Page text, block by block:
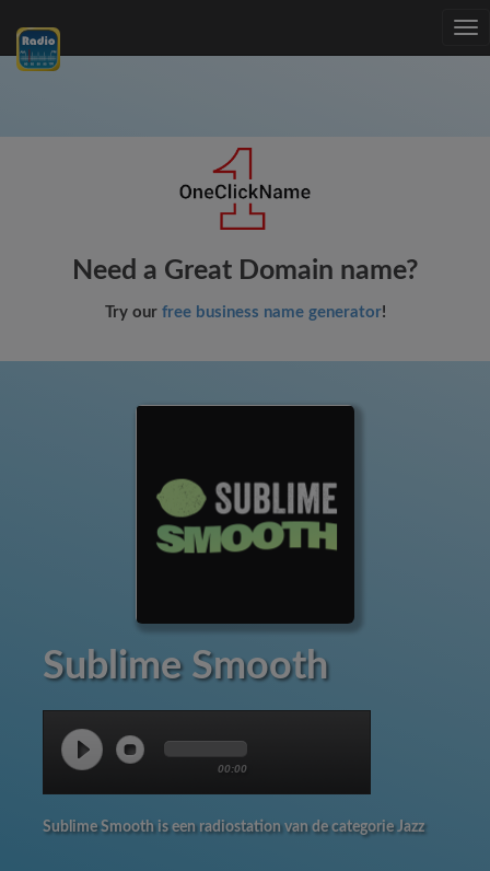
Need a Great Domain name?
Try our free business name generator!
Sublime Smooth
00:00
Sublime Smooth is een radiostation van de categorie Jazz